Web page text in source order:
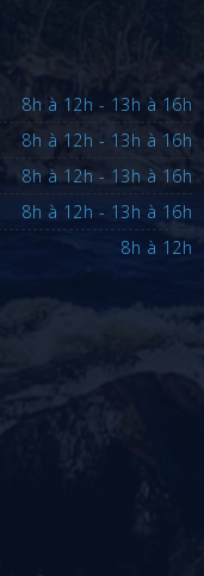
8h à 12h - 13h à 16h
8h à 12h - 13h à 16h
8h à 12h - 13h à 16h
8h à 12h - 13h à 16h
8h à 12h